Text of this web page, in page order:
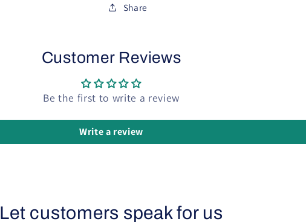
Share
Customer Reviews
Be the first to write a review
Write a review
Let customers speak for us